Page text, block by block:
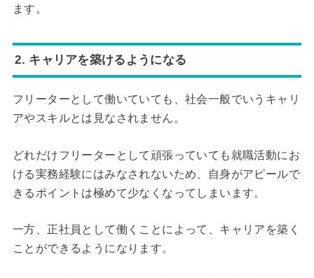
ます。
2. キャリアを築けるようになる
フリーターとして働いていても、社会一般でいうキャリ
アやスキルとは見なされません。
どれだけフリーターとして頑張っていても就職活動にお
ける実務経験にはみなされないため、自身がアピールで
きるポイントは極めて少なくなってしまいます。
一方、正社員として働くことによって、キャリアを築く
ことができるようになります。